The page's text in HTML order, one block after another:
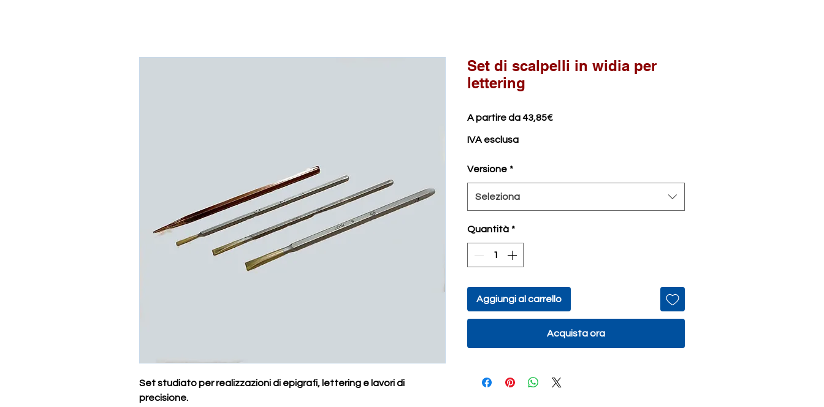
Set studiato per realizzazioni di epigrafi, lettering e lavori di
precisione.
Set di scalpelli in widia per
lettering
A partire da43,85€Prezzo
IVA esclusa
Versione *
Seleziona
Quantità *
Aggiungi al carrello
Acquista ora